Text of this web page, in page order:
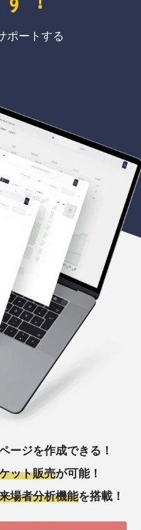
ポートする
ージを作成できる！
ット販売が可能！
場者分析機能を搭載！